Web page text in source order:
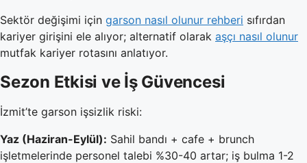
Sektör değişimi için garson nasıl olunur rehberi sıfırdan
kariyer girişini ele alıyor; alternatif olarak aşçı nasıl olunur
mutfak kariyer rotasını anlatıyor.
Sezon Etkisi ve İş Güvencesi
İzmit’te garson işsizlik riski:
Yaz (Haziran-Eylül): Sahil bandı + cafe + brunch
işletmelerinde personel talebi %30-40 artar; iş bulma 1-2